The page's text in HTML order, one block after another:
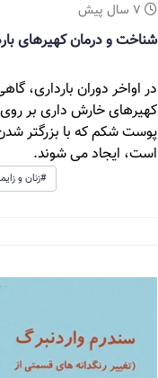
7 سال پیش
شناخت و درمان کهیرهای
در اواخر دوران بارداری،
کهیرهای خارش داری بر
پوست شکم که با بزرگتر
است، ایجاد می شوند.
#زنان و